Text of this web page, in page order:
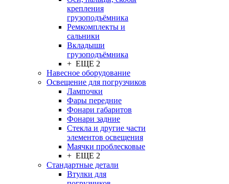
крепления
грузоподъёмника
Ремкомплекты и
сальники
Вкладыши
грузоподъёмника
+ ЕЩЕ 2
Навесное оборудование
Освещение для погрузчиков
Лампочки
Фары передние
Фонари габаритов
Фонари задние
Стекла и другие части
элементов освещения
Маячки проблесковые
+ ЕЩЕ 2
Стандартные детали
Втулки для